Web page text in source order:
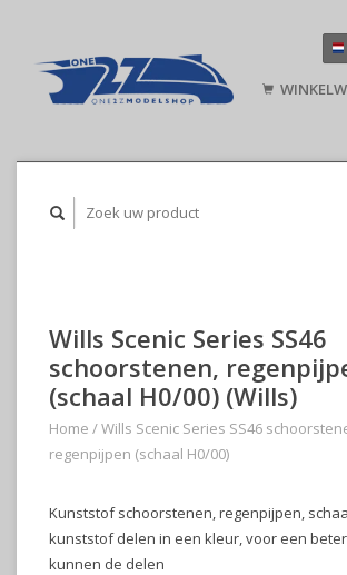
Wills Scenic Series SS46
schoorstenen,
(schaal H0/00) (Wills)
Home /Wills Scenic Series SS46
regenpijpen (schaal H0/00)
Kunststof schoorstenen, regenpijpen,
kunststof delen in een kleur, voor een
kunnen de delen